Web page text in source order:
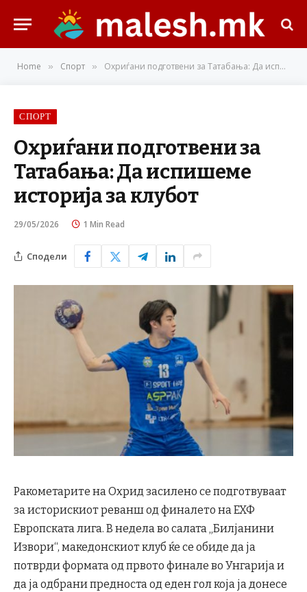
Home » Спорт » Охриѓани подготвени за Татабања: Да испишеме историја за клубот
СПОРТ
Охриѓани подготвени за
Татабања: Да испишеме
историја за клубот
29/05/2026 1 Min Read
Сподели
Ракометарите на Охрид засилено се подготвуваат
за историскиот реванш од финалето на ЕХФ
Европската лига. В недела во салата „Билјанини
Извори“, македонскиот клуб ќе се обиде да ја
потврди формата од првото финале во Унгарија и
да ја одбрани предноста од еден гол која ја донесе